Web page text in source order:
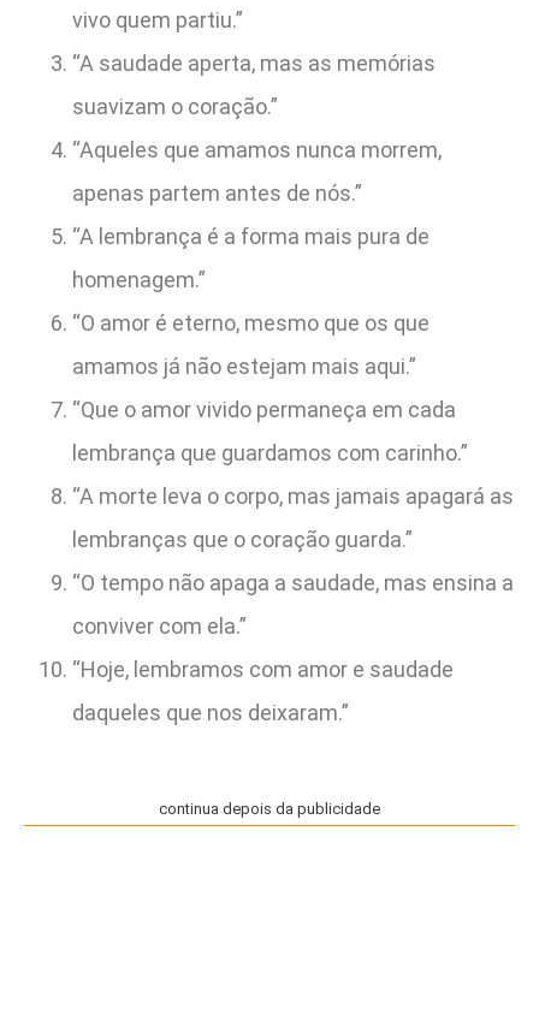
vivo quem partiu.”
“A saudade aperta, mas as memórias
suavizam o coração.”
“Aqueles que amamos nunca morrem,
apenas partem antes de nós.”
“A lembrança é a forma mais pura de
homenagem.”
“O amor é eterno, mesmo que os que
amamos já não estejam mais aqui.”
“Que o amor vivido permaneça em cada
lembrança que guardamos com carinho.”
“A morte leva o corpo, mas jamais apagará as
lembranças que o coração guarda.”
“O tempo não apaga a saudade, mas ensina a
conviver com ela.”
“Hoje, lembramos com amor e saudade
daqueles que nos deixaram.”
continua depois da publicidade